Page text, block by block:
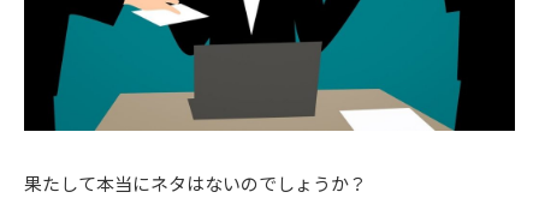
果たして本当にネタはないのでしょうか？